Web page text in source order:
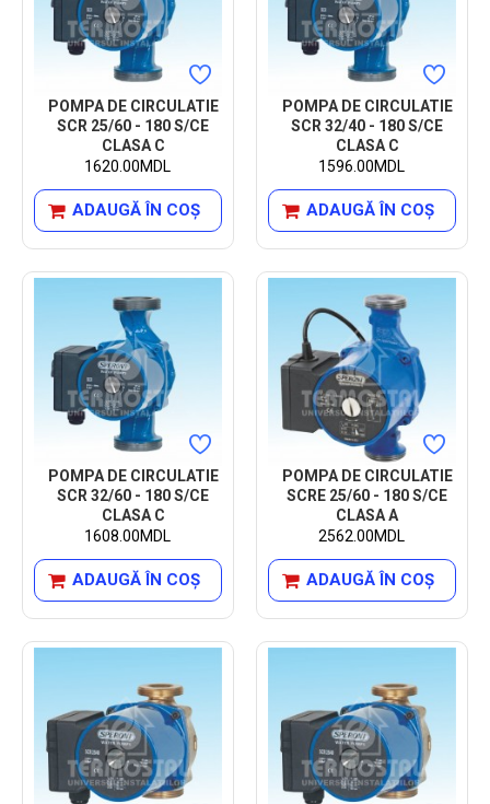
POMPA DE CIRCULATIE
SCR 25/60 - 180 S/CE
CLASA C
1620.00MDL
ADAUGĂ ÎN COŞ
POMPA DE CIRCULATIE
SCR 32/40 - 180 S/CE
CLASA C
1596.00MDL
ADAUGĂ ÎN COŞ
POMPA DE CIRCULATIE
SCR 32/60 - 180 S/CE
CLASA C
1608.00MDL
ADAUGĂ ÎN COŞ
POMPA DE CIRCULATIE
SCRE 25/60 - 180 S/CE
CLASA A
2562.00MDL
ADAUGĂ ÎN COŞ